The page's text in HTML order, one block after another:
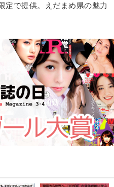
定で提供。えだまめ県の魅力